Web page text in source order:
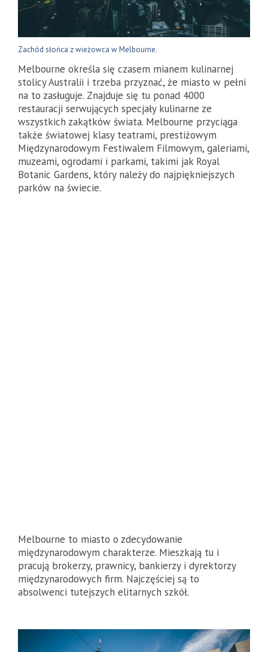
Zachód słońca z wieżowca w Melbourne.
Melbourne określa się czasem mianem kulinarnej
stolicy Australii i trzeba przyznać, że miasto w pełni
na to zasługuje. Znajduje się tu ponad 4000
restauracji serwujących specjały kulinarne ze
wszystkich zakątków świata. Melbourne przyciąga
także światowej klasy teatrami, prestiżowym
Międzynarodowym Festiwalem Filmowym, galeriami,
muzeami, ogrodami i parkami, takimi jak Royal
Botanic Gardens, który należy do najpiękniejszych
parków na świecie.
Melbourne to miasto o zdecydowanie
międzynarodowym charakterze. Mieszkają tu i
pracują brokerzy, prawnicy, bankierzy i dyrektorzy
międzynarodowych firm. Najczęściej są to
absolwenci tutejszych elitarnych szkół.